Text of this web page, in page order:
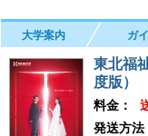
大学案内 ガ
東北福
度版）
料金：
発送方法